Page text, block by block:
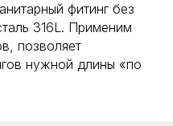
фитинг без
316L. Применим
позволяет
нужной длины «по